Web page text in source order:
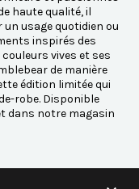
haute qualité, il
usage quotidien ou
inspirés des
vives et ses
de manière
édition limitée qui
robe. Disponible
dans notre magasin